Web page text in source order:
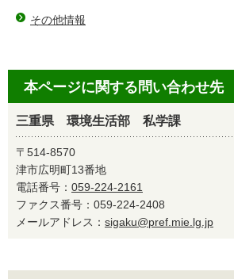
その他情報
本ページに関する問い合わせ先
三重県 環境生活部 私学課
〒514-8570
津市広明町13番地
電話番号： 059-224-2161
ファクス番号：059-224-2408
メールアドレス： sigaku@pref.mie.lg.jp